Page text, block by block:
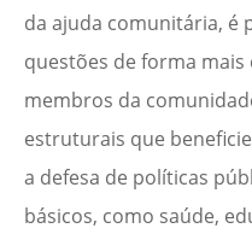
da ajuda comunitária, é
questões de forma mais
membros da
estruturais que
a defesa de políticas
básicos, como saúde,